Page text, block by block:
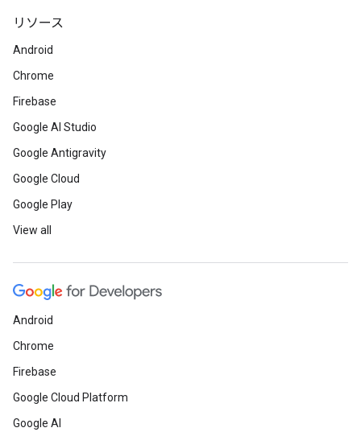
リソース
Android
Chrome
Firebase
Google AI Studio
Google Antigravity
Google Cloud
Google Play
View all
Android
Chrome
Firebase
Google Cloud Platform
Google AI